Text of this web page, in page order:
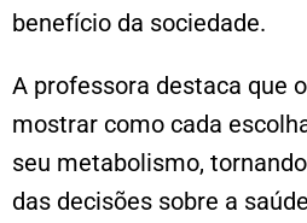
benefício da sociedade.
A professora destaca que
mostrar como cada
seu metabolismo,
das decisões sobre a